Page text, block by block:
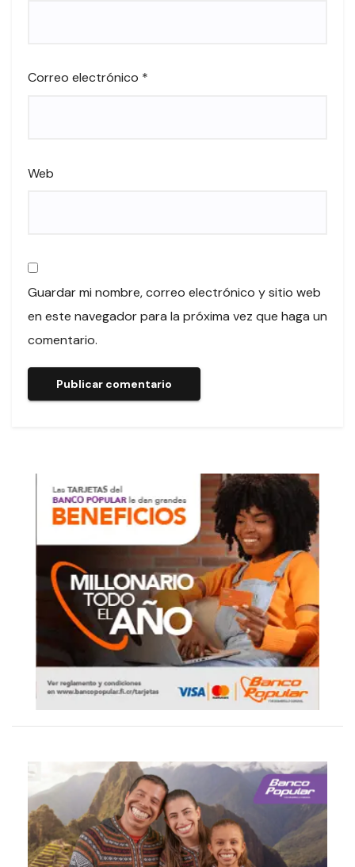
Correo electrónico *
Web
Guardar mi nombre, correo electrónico y sitio web
en este navegador para la próxima vez que haga un
comentario.